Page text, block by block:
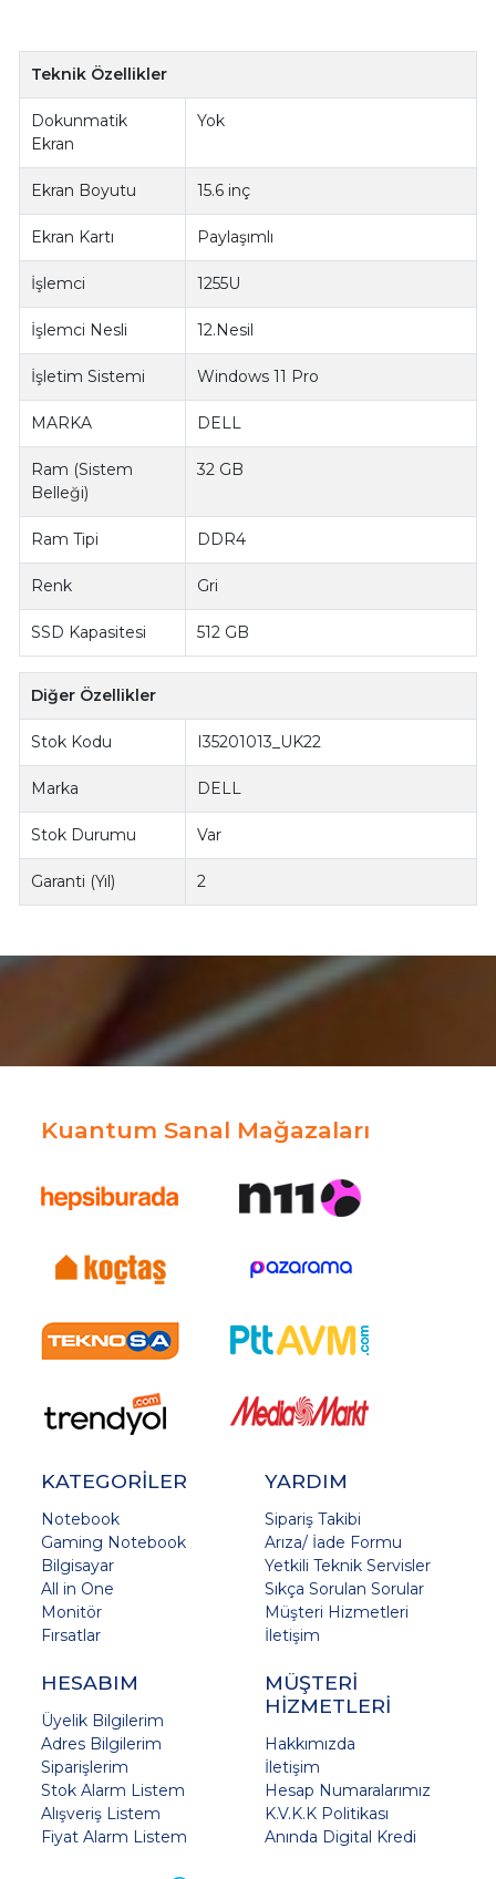
Teknik Özellikler
Dokunmatik
Ekran
Yok
Ekran Boyutu 15.6 inç
Ekran Kartı Paylaşımlı
İşlemci 1255U
İşlemci Nesli 12.Nesil
İşletim Sistemi Windows 11 Pro
MARKA DELL
Ram (Sistem
Belleği)
32 GB
Ram Tipi DDR4
Renk Gri
SSD Kapasitesi 512 GB
Diğer Özellikler
Stok Kodu I35201013_UK22
Marka DELL
Stok Durumu Var
Garanti (Yıl) 2
Kuantum Sanal Mağazaları
KATEGORİLER
Notebook
Gaming Notebook
Bilgisayar
All in One
Monitör
Fırsatlar
YARDIM
Sipariş Takibi
Arıza/ İade Formu
Yetkili Teknik Servisler
Sıkça Sorulan Sorular
Müşteri Hizmetleri
İletişim
HESABIM
Üyelik Bilgilerim
Adres Bilgilerim
Siparişlerim
Stok Alarm Listem
Alışveriş Listem
Fiyat Alarm Listem
MÜŞTERİ
HİZMETLERİ
Hakkımızda
İletişim
Hesap Numaralarımız
K.V.K.K Politikası
Anında Digital Kredi